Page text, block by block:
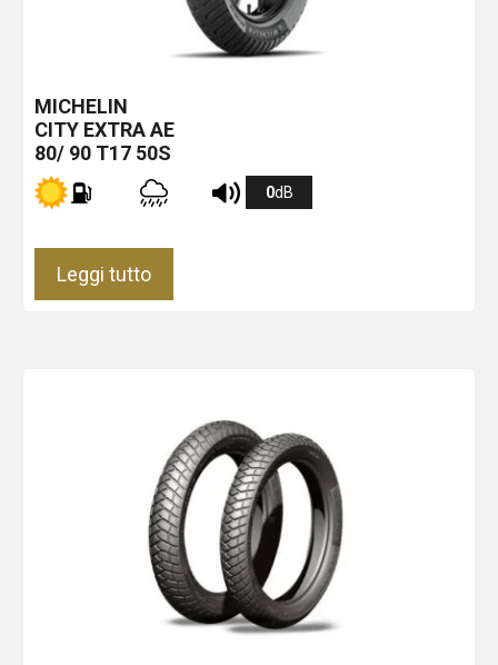
MICHELIN
CITY EXTRAAE
80/ 90 T17 50S
0dB
Leggi tutto